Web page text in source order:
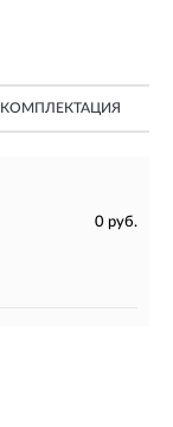
КОМПЛЕКТАЦИЯ
0 руб.